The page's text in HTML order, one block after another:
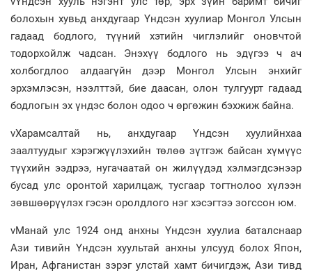
болохын хувьд анхдугаар Үндсэн хуулиар Монгол Улсын
гадаад бодлого, түүний хэтийн чиглэлийг оновчтой
тодорхойлж чадсан. Энэхүү бодлого нь эдүгээ ч ач
холбогдлоо алдаагүйн дээр Монгол Улсын энхийг
эрхэмлэсэн, нээлттэй, бие даасан, олон тулгуурт гадаад
бодлогын эх үндэс болон одоо ч өргөжин бэхжиж байна.
vХарамсалтай нь, анхдугаар Үндсэн хуулийнхаа
заалтуудыг хэрэгжүүлэхийн төлөө зүтгэж байсан хүмүүс
түүхийн ээдрээ, нугачаатай он жилүүдэд хэлмэгдсэнээр
бусад улс оронтой харилцаж, тусгаар тогтнолоо хүлээн
зөвшөөрүүлэх гэсэн оролдлого нэг хэсэгтээ зогссон юм.
vМанай улс 1924 онд анхны Үндсэн хуулиа баталснаар
Ази тивийн Үндсэн хуультай анхны улсууд болох Япон,
Иран, Афганистан зэрэг улстай хамт бичигдэж, Ази тивд